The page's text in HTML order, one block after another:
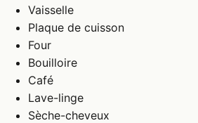
Vaisselle
Plaque de cuisson
Four
Bouilloire
Café
Lave-linge
Sèche-cheveux